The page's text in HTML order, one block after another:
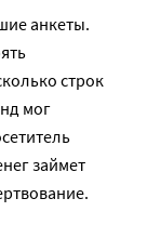
анкеты.
строк
мог
займет